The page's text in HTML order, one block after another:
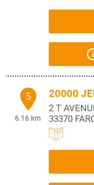
5
6.16 km
20000
2 T
33370